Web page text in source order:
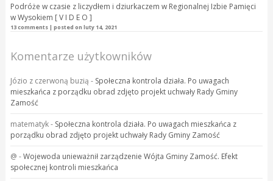
Podróże w czasie z liczydłem i dziurkaczem w Regionalnej Izbie Pamięci
w Wysokiem [ V I D E O ]
13 comments| posted on luty 14, 2021
Komentarze użytkowników
Józio z czerwoną buzią - Społeczna kontrola działa. Po uwagach
mieszkańca z porządku obrad zdjęto projekt uchwały Rady Gminy
Zamość
matematyk- Społeczna kontrola działa. Po uwagach mieszkańca z
porządku obrad zdjęto projekt uchwały Rady Gminy Zamość
@ -Wojewoda unieważnił zarządzenie Wójta Gminy Zamość. Efekt
społecznej kontroli mieszkańca